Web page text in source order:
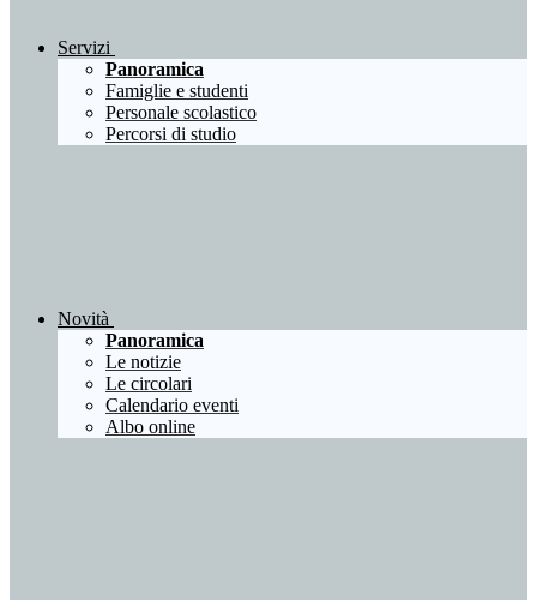
Servizi
Panoramica
Famiglie e studenti
Personale scolastico
Percorsi di studio
Novità
Panoramica
Le notizie
Le circolari
Calendario eventi
Albo online